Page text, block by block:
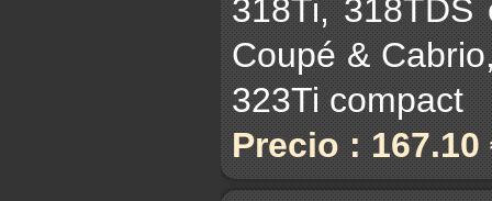
318Ti, 318TDS
Coupé &
323Ti compact
Precio : 167.10